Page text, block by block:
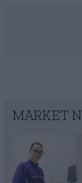
MARKET